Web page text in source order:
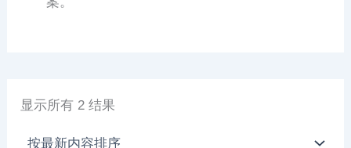
显示所有 2 结果